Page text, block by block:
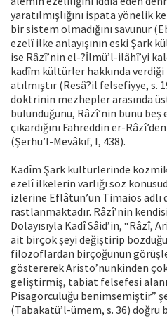
yaratılmışlığını ispata yönelik
bir sistem olmadığını savunur
ezelî ilke anlayışının eski Şark
ise Râzî’nin el-?İlmü’l-ilâhî’yi
kadîm kültürler hakkında
atılmıştır (Resâ?il felsefiyye, s.
doktrinin mezhepler arasında
bulunduğunu, Râzî’nin bunu beş
çıkardığını Fahreddin er-
(Şerhu’l-Mevâkıf, I, 438).
Kadîm Şark kültürlerinde
ezelî ilkelerin varlığı söz
izlerine Eflâtun’un Timaios adlı
rastlanmaktadır. Râzî’nin
Dolayısıyla Kadî Sâid’in, “Râzî,
ait birçok şeyi değiştirip
filozoflardan birçoğunun
göstererek Aristo’nunkinden
geliştirmiş, tabiat felsefesi
Pisagorculuğu benimsemiştir”
(Tabakatü’l-ümem, s. 36)